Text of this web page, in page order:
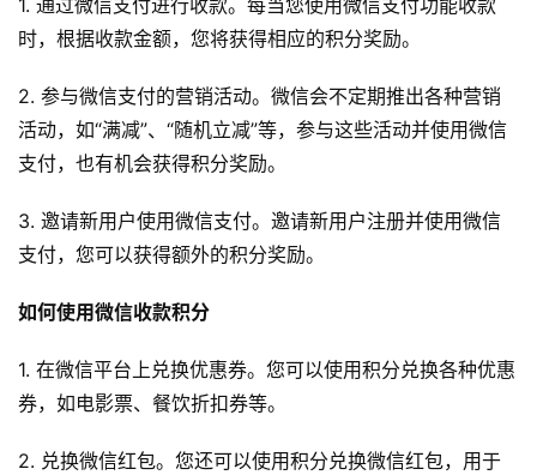
1. 通过微信支付进行收款。每当您使用微信支付功能收款
时，根据收款金额，您将获得相应的积分奖励。
2. 参与微信支付的营销活动。微信会不定期推出各种营销
活动，如“满减”、“随机立减”等，参与这些活动并使用微信
支付，也有机会获得积分奖励。
3. 邀请新用户使用微信支付。邀请新用户注册并使用微信
支付，您可以获得额外的积分奖励。
如何使用微信收款积分
1. 在微信平台上兑换优惠券。您可以使用积分兑换各种优惠
券，如电影票、餐饮折扣券等。
2. 兑换微信红包。您还可以使用积分兑换微信红包，用于